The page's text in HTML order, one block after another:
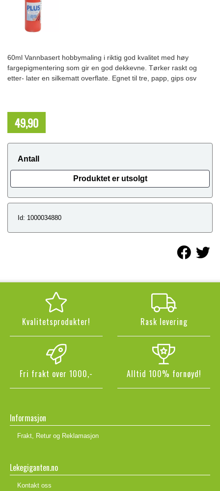
60ml Vannbasert hobbymaling i riktig god kvalitet med høy
fargepigmentering som gir en god dekkevne. Tørker raskt og
etter- later en silkematt overflate. Egnet til tre, papp, gips osv
49,90
Antall
Produktet er utsolgt
Id: 1000034880
Kvalitetsprodukter! Rask levering
Fri frakt over 1000,- Alltid 100% fornøyd!
Informasjon
Frakt, Retur og Reklamasjon
Lekegiganten.no
Kontakt oss